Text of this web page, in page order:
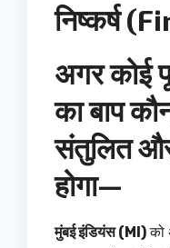
निष्कर्ष
अगर कोई
का बाप
संतुलित
होगा—
मुंबई इंडियंस (MI)को